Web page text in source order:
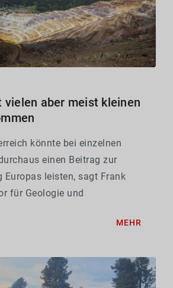
vielen aber meist kleinen
könnte bei einzelnen
einen Beitrag zur
Europas leisten, sagt Frank
für Geologie und
Wolfram, das bereits in großem
MEHR